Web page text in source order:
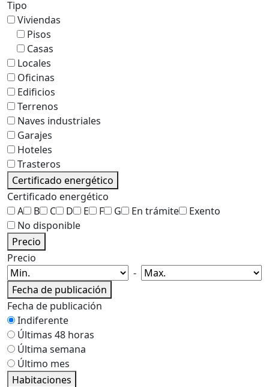
Tipo
Viviendas
Pisos
Casas
Locales
Oficinas
Edificios
Terrenos
Naves industriales
Garajes
Hoteles
Trasteros
Certificado energético
Certificado energético
A
B C D E F G En trámite
Exento
No disponible
Precio
Precio
-
Fecha de publicación
Fecha de publicación
Indiferente
Últimas 48 horas
Última semana
Último mes
Habitaciones